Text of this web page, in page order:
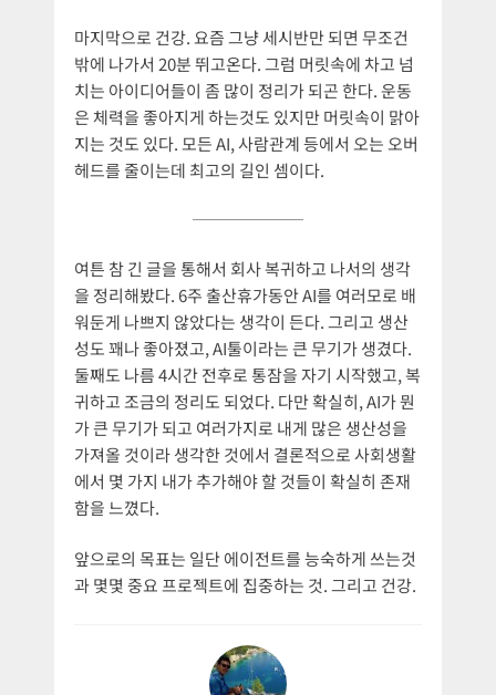
마지막으로 건강. 요즘 그냥 세시반만 되면 무조건
밖에 나가서 20분 뛰고온다. 그럼 머릿속에 차고 넘
치는 아이디어들이 좀 많이 정리가 되곤 한다. 운동
은 체력을 좋아지게 하는것도 있지만 머릿속이 맑아
지는 것도 있다. 모든 AI, 사람관계 등에서 오는 오버
헤드를 줄이는데 최고의 길인 셈이다.
여튼 참 긴 글을 통해서 회사 복귀하고 나서의 생각
을 정리해봤다. 6주 출산휴가동안 AI를 여러모로 배
워둔게 나쁘지 않았다는 생각이 든다. 그리고 생산
성도 꽤나 좋아졌고, AI툴이라는 큰 무기가 생겼다.
둘째도 나름 4시간 전후로 통잠을 자기 시작했고, 복
귀하고 조금의 정리도 되었다. 다만 확실히, AI가 뭔
가 큰 무기가 되고 여러가지로 내게 많은 생산성을
가져올 것이라 생각한 것에서 결론적으로 사회생활
에서 몇 가지 내가 추가해야 할 것들이 확실히 존재
함을 느꼈다.
앞으로의 목표는 일단 에이전트를 능숙하게 쓰는것
과 몇몇 중요 프로젝트에 집중하는 것. 그리고 건강.